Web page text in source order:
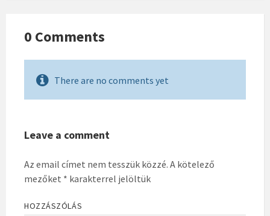
0 Comments
There are no comments yet
Leave a comment
Az email címet nem tesszük közzé. A kötelező
mezőket * karakterrel jelöltük
HOZZÁSZÓLÁS